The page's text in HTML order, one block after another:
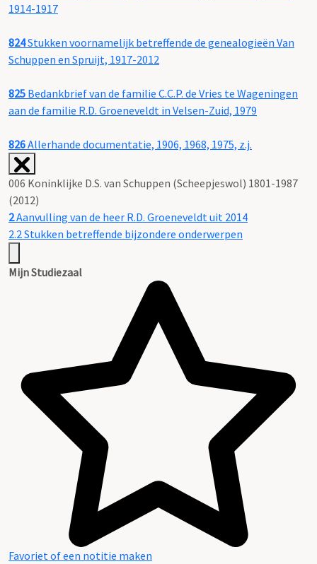
1914-1917
824Stukken voornamelijk betreffende de genealogieën Van
Schuppen en Spruijt, 1917-2012
825 Bedankbrief van de familie C.C.P. de Vries te Wageningen
aan de familie R.D. Groeneveldt in Velsen-Zuid, 1979
826Allerhande documentatie, 1906, 1968, 1975, z.j.
006 Koninklijke D.S. van Schuppen (Scheepjeswol) 1801-1987
(2012)
2Aanvulling van de heer R.D. Groeneveldt uit 2014
2.2 Stukken betreffende bijzondere onderwerpen
Mijn Studiezaal
Favoriet of een notitie maken